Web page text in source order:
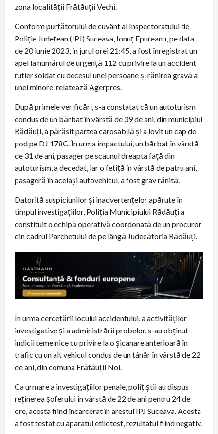
zona localităţii Frătăuţii Vechi.
Conform purtătorului de cuvânt al Inspectoratului de
Poliţie Judeţean (IPJ) Suceava, Ionuţ Epureanu, pe data
de 20 iunie 2023, în jurul orei 21:45, a fost înregistrat un
apel la numărul de urgenţă 112 cu privire la un accident
rutier soldat cu decesul unei persoane şi rănirea gravă a
unei minore, relatează Agerpres.
După primele verificări, s-a constatat că un autoturism
condus de un bărbat în vârstă de 39 de ani, din municipiul
Rădăuţi, a părăsit partea carosabilă şi a lovit un cap de
pod pe DJ 178C. În urma impactului, un bărbat în vârstă
de 31 de ani, pasager pe scaunul dreapta faţă din
autoturism, a decedat, iar o fetiţă în vârstă de patru ani,
pasageră în acelaşi autovehicul, a fost grav rănită.
Datorită suspiciunilor şi inadvertenţelor apărute în
timpul investigaţiilor, Poliţia Municipiului Rădăuţi a
constituit o echipă operativă coordonată de un procuror
din cadrul Parchetului de pe lângă Judecătoria Rădăuţi.
În urma cercetării locului accidentului, a activităţilor
investigative şi a administrării probelor, s-au obţinut
indicii temeinice cu privire la o şicanare anterioară în
trafic cu un alt vehicul condus de un tânăr în vârstă de 22
de ani, din comuna Frătăuţii Noi.
Ca urmare a investigaţiilor penale, poliţiştii au dispus
reţinerea şoferului în vârstă de 22 de ani pentru 24 de
ore, acesta fiind încarcerat în arestul IPJ Suceava. Acesta
a fost testat cu aparatul etilotest, rezultatul fiind negativ.